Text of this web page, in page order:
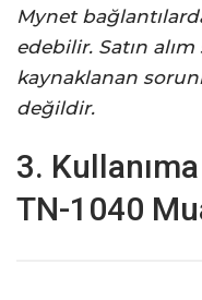
Mynet
edebilir. Satın alım
kaynaklanan
değildir.
3.
TN-1040